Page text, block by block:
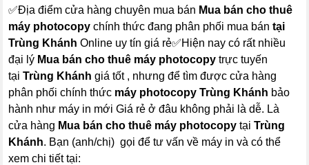
✅Địa điểm cửa hàng chuyên mua bán Mua bán cho thuê
máy photocopy chính thức đang phân phối mua bán tại
Trùng Khánh Online uy tín giá rẻ✅Hiện nay có rất nhiều
đại lý Mua bán cho thuê máy photocopy trực tuyến
tạiTrùng Khánh giá tốt , nhưng để tìm được cửa hàng
phân phối chính thức máy photocopy Trùng Khánh bảo
hành như máy in mới Giá rẻ ở đâu không phải là dễ. Là
cửa hàng Mua bán cho thuê máy photocopytạiTrùng
Khánh. Bạn (anh/chị) gọi để tư vấn về máy in và có thể
xem chi tiết tại: